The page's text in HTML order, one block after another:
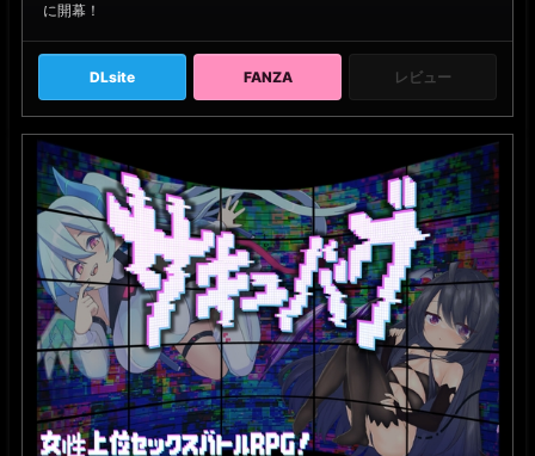
に開幕！
DLsite FANZA レビュー